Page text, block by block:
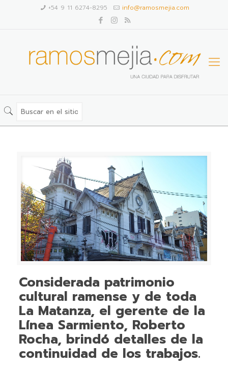
+54 9 11 6274-8295 info@ramosmejia.com
Considerada patrimonio
cultural ramense y de toda
La Matanza, el gerente de la
Línea Sarmiento, Roberto
Rocha, brindó detalles de la
continuidad de los trabajos.